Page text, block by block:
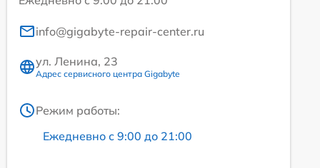
info@gigabyte-repair-center.ru
ул. Ленина, 23
Адрес сервисного центра Gigabyte
Режим работы:
Ежедневно с 9:00 до 21:00